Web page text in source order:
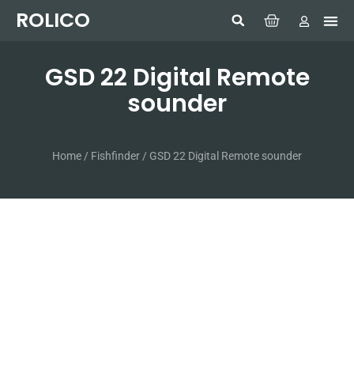
ROLICO
GSD 22 Digital Remote
sounder
Home / Fishfinder / GSD 22 Digital Remote sounder